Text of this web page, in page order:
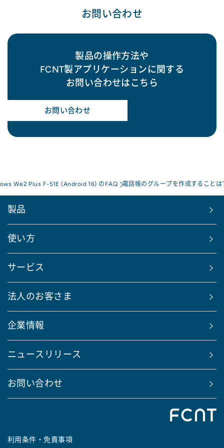
お問い合わせ
製品の操作方法や
FCNT製アプリケーションに関する
お問い合わせはこちら
お問い合わせ
We2 Plus F-51E (Android 16) のFAQ 電話帳のグループを作成することは
製品
使い方
サービス
法人のお客さま
企業情報
ニュースリリース
お問い合わせ
利用条件・免責事項